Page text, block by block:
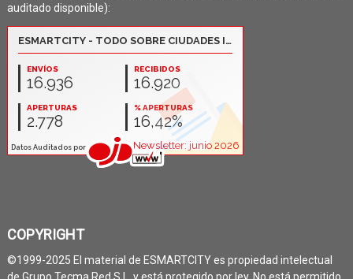
auditado disponible):
COPYRIGHT
©1999-2025 El material de ESMARTCITY es propiedad intelectual
de Grupo Tecma Red S.L. y está protegido por ley. No está permitido